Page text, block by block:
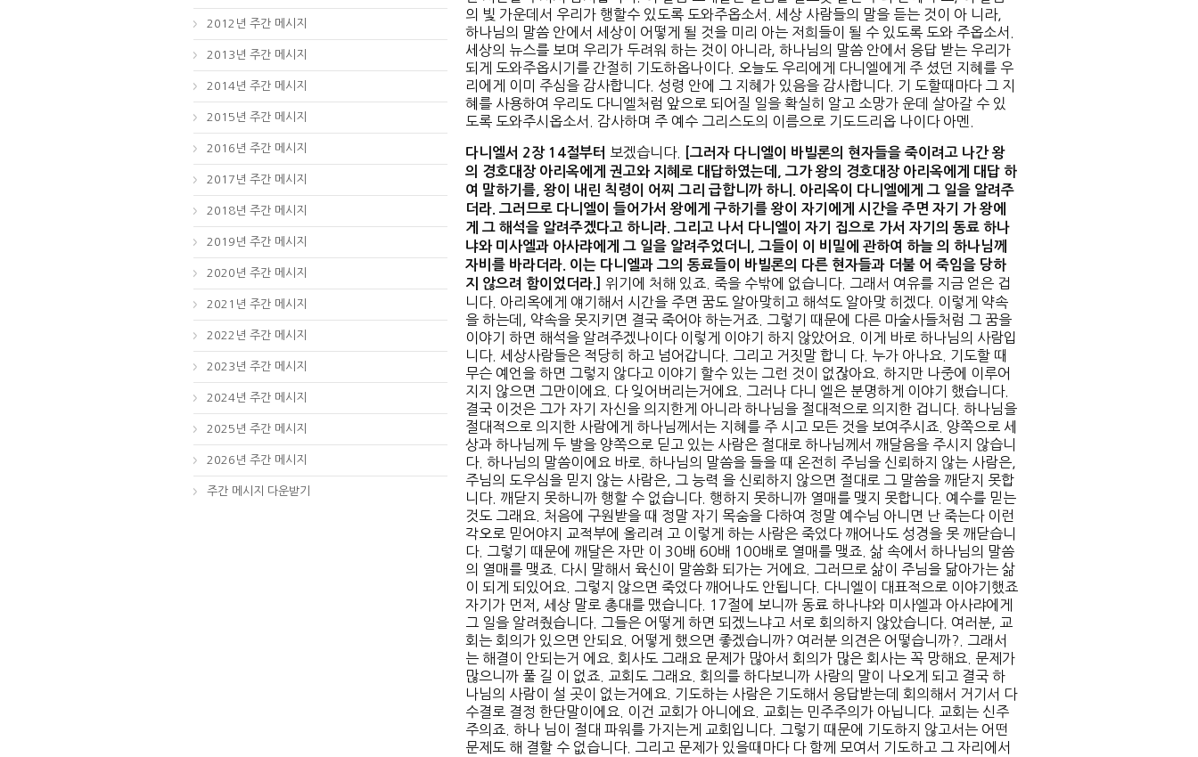
의 빛 가운데서 우리가 행할수 있도록 도와주옵소서. 세상 사람들의 말을 듣는 것이 아 니라,
하나님의 말씀 안에서 세상이 어떻게 될 것을 미리 아는 저희들이 될 수 있도록 도와 주옵소서.
세상의 뉴스를 보며 우리가 두려워 하는 것이 아니라, 하나님의 말씀 안에서 응답 받는 우리가
되게 도와주옵시기를 간절히 기도하옵나이다. 오늘도 우리에게 다니엘에게 주 셨던 지혜를 우
리에게 이미 주심을 감사합니다. 성령 안에 그 지혜가 있음을 감사합니다. 기 도할때마다 그 지
혜를 사용하여 우리도 다니엘처럼 앞으로 되어질 일을 확실히 알고 소망가 운데 살아갈 수 있
도록 도와주시옵소서. 감사하며 주 예수 그리스도의 이름으로 기도드리옵 나이다 아멘.
다니엘서 2 장14절부터 보겠습니다.
그러자 다니엘이 바빌론의 현자들을 죽이려고 나간 왕
의 경호대장 아리옥에게 권고와 지혜로 대답하였는데
그가 왕의 경호대장 아리옥에게 대답 하
여 말하기를 왕이 내린 칙령이 어찌 그리 급합니까 하니
아리옥이 다니엘에게 그 일을 알려주
더라 그러므로 다니엘이 들어가서 왕에게 구하기를 왕이 자기에게 시간을 주면 자기 가 왕에
게 그 해석을 알려주겠다고 하니라 그리고 나서 다니엘이 자기 집으로 가서 자기의 동료 하나
냐와 미사엘과 아사랴에게 그 일을 알려주었더니
그들이 이 비밀에 관하여 하늘 의 하나님께
자비를 바라더라 이는 다니엘과 그의 동료들이 바빌론의 다른 현자들과 더불 어 죽임을 당하
지 않으려 함이었더라
위기에 처해 있죠. 죽을 수밖에 없습니다. 그래서 여유를 지금 얻은 겁
니다. 아리옥에게 얘기해서 시간을 주면 꿈도 알아맞히고 해석도 알아맞 히겠다. 이렇게 약속
을 하는데, 약속을 못지키면 결국 죽어야 하는거죠. 그렇기 때문에 다른 마술사들처럼 그 꿈을
이야기 하면 해석을 알려주겠나이다 이렇게 이야기 하지 않았어요. 이게 바로 하나님의 사람입
니다. 세상사람들은 적당히 하고 넘어갑니다. 그리고 거짓말 합니 다. 누가 아나요. 기도할 때
무슨 예언을 하면 그렇지 않다고 이야기 할수 있는 그런 것이 없잖아요. 하지만 나중에 이루어
지지 않으면 그만이에요. 다 잊어버리는거에요. 그러나 다니 엘은 분명하게 이야기 했습니다.
결국 이것은 그가 자기 자신을 의지한게 아니라 하나님을 절대적으로 의지한 겁니다. 하나님을
절대적으로 의지한 사람에게 하나님께서는 지혜를 주 시고 모든 것을 보여주시죠. 양쪽으로 세
상과 하나님께 두 발을 양쪽으로 딛고 있는 사람은 절대로 하나님께서 깨달음을 주시지 않습니
다. 하나님의 말씀이에요 바로. 하나님의 말씀을 들을 때 온전히 주님을 신뢰하지 않는 사람은,
주님의 도우심을 믿지 않는 사람은, 그 능력 을 신뢰하지 않으면 절대로 그 말씀을 깨닫지 못합
니다. 깨닫지 못하니까 행할 수 없습니다. 행하지 못하니까 열매를 맺지 못합니다. 예수를 믿는
것도 그래요. 처음에 구원받을 때 정말 자기 목숨을 다하여 정말 예수님 아니면 난 죽는다 이런
각오로 믿어야지 교적부에 올리려 고 이렇게 하는 사람은 죽었다 깨어나도 성경을 못 깨닫습니
다. 그렇기 때문에 깨달은 자만 이 30배 60배 100배로 열매를 맺죠. 삶 속에서 하나님의 말씀
의 열매를 맺죠. 다시 말해서 육신이 말씀화 되가는 거에요. 그러므로 삶이 주님을 닮아가는 삶
이 되게 되있어요. 그렇지 않으면 죽었다 깨어나도 안됩니다. 다니엘이 대표적으로 이야기했죠
자기가 먼저, 세상 말로 총대를 맸습니다. 17절에 보니까 동료 하나냐와 미사엘과 아사랴에게
그 일을 알려줬습니다. 그들은 어떻게 하면 되겠느냐고 서로 회의하지 않았습니다. 여러분, 교
회는 회의가 있으면 안되요. 어떻게 했으면 좋겠습니까? 여러분 의견은 어떻습니까?. 그래서
는 해결이 안되는거 에요. 회사도 그래요 문제가 많아서 회의가 많은 회사는 꼭 망해요. 문제가
많으니까 풀 길 이 없죠. 교회도 그래요. 회의를 하다보니까 사람의 말이 나오게 되고 결국 하
나님의 사람이 설 곳이 없는거에요. 기도하는 사람은 기도해서 응답받는데 회의해서 거기서 다
수결로 결정 한단말이에요. 이건 교회가 아니에요. 교회는 민주주의가 아닙니다. 교회는 신주
주의죠. 하나 님이 절대 파워를 가지는게 교회입니다. 그렇기 때문에 기도하지 않고서는 어떤
문제도 해 결할 수 없습니다. 그리고 문제가 있을때마다 다 함께 모여서 기도하고 그 자리에서
2012년 주간 메시지
2013년 주간 메시지
2014년 주간 메시지
2015년 주간 메시지
2016년 주간 메시지
2017년 주간 메시지
2018년 주간 메시지
2019년 주간 메시지
2020년 주간 메시지
2021년 주간 메시지
2022년 주간 메시지
2023년 주간 메시지
2024년 주간 메시지
2025년 주간 메시지
2026년 주간 메시지
주간 메시지 다운받기